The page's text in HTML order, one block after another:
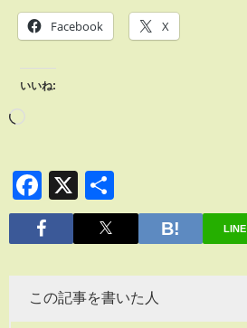
Facebook X
いいね:
Facebook
X
有
LINE
この記事を書いた人